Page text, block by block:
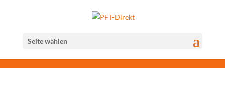
Seite wählen